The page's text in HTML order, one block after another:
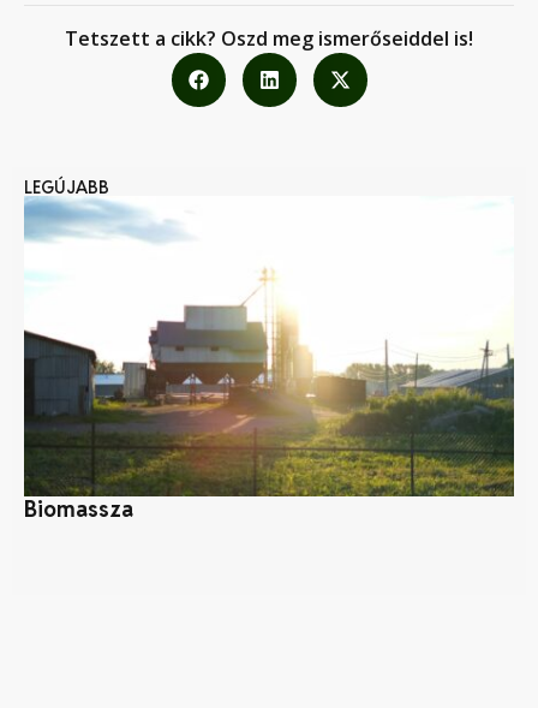
Tetszett a cikk? Oszd meg ismerőseiddel is!
LEGÚJABB
Biomassza